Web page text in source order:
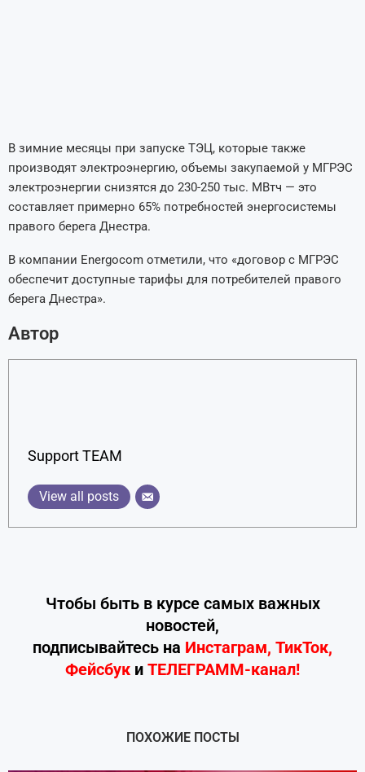
В зимние месяцы при запуске ТЭЦ, которые также
производят электроэнергию, объемы закупаемой у МГРЭС
электроэнергии снизятся до 230-250 тыс. МВтч — это
составляет примерно 65% потребностей энергосистемы
правого берега Днестра.
В компании Energocom отметили, что «договор с МГРЭС
обеспечит доступные тарифы для потребителей правого
берега Днестра».
Автор
Support TEAM
View all posts
Чтобы быть в курсе самых важных
новостей,
подписывайтесь на Инстаграм, ТикТок,
Фейсбук и ТЕЛЕГРАММ-канал!
ПОХОЖИЕ ПОСТЫ